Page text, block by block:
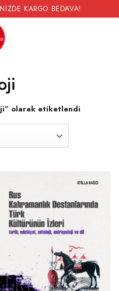
KARGO BEDAVA!
olarak etiketlendi